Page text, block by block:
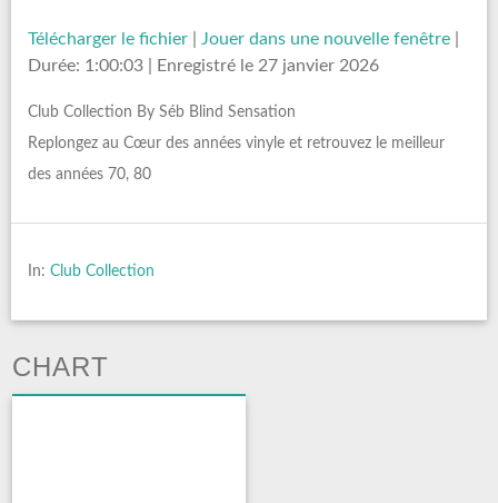
Télécharger le fichier Jouer dans une nouvelle fenêtre
Durée: 1:00:03
Enregistré le 27 janvier 2026
Club Collection By Séb Blind Sensation
Replongez au Cœur des années vinyle et retrouvez le meilleur
des années 70, 80
In: Club Collection
CHART